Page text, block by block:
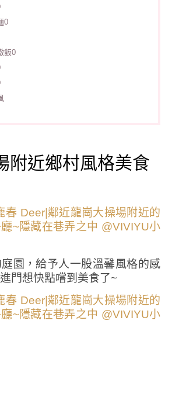
0
飯0
附近鄉村風格美食
園，給予人一股溫馨風格的感
門想快點嚐到美食了~